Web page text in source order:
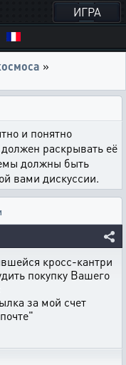
ИГРА
»
и понятно
раскрывать её
должны быть
вами дискуссии.
кросс-кантри
покупку Вашего
за мой счет